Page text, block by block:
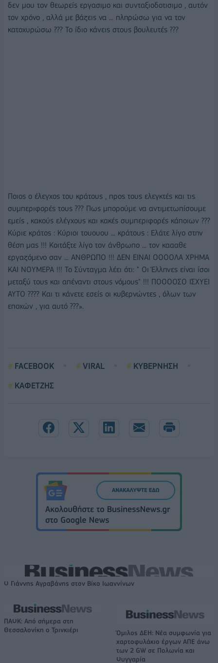
δεν μου τον θεωρείς εργασιμο και συνταξιοδοτισιμο , αυτόν
τον χρόνο , αλλά με βάζεις να ... πληρώσω για να τον
κατοχυρώσω ??? Το ίδιο κάνεις στους βουλευτές ???
Ποιος ο έλεγχος του κράτους , προς τους ελεγκτές και τις
συμπεριφορές τους ??? Πως μπορούμε να αντιμετωπίσουμε
εμείς , κακούς ελέγχους και κακές συμπεριφορές κάποιων ???
Κύριε κράτος : Κύριοι τουουου ... κράτους : Ελάτε λίγο στην
θέση μας !!! Κοιτάξτε λίγο τον άνθρωπο ... τον καααθε
εργαζόμενο σαν ... ΑΝΘΡΩΠΟ !!! ΔΕΝ ΕΙΝΑΙ ΟΟΟΟΛΑ ΧΡΗΜΑ
ΚΑΙ ΝΟΥΜΕΡΑ !!! Το Σύνταγμα λέει ότι: " Οι Έλληνες είναι ίσοι
μεταξύ τους και απέναντι στους νόμους" !!! ΠΟΟΟΟΣΟ ΙΣΧΥΕΙ
ΑΥΤΟ ???? Και τι κάνετε εσείς οι κυβερνώντες , όλων των
εποχών , για αυτό ???».
FACEBOOK VIRAL
ΚΥΒΕΡΝΗΣΗ
ΚΑΦΕΤΖΗΣ
Ο Γιάννης Αγραβάνης στον Βίκο Ιωαννίνων
ΠΑΟΚ: Από σήμερα στη
Θεσσαλονίκη ο Τρινκιέρι
Όμιλος ΔΕΗ: Νέα συμφωνία για
χαρτοφυλάκιο έργων ΑΠΕ άνω
των 2 GW σε Πολωνία και
Ουγγαρία